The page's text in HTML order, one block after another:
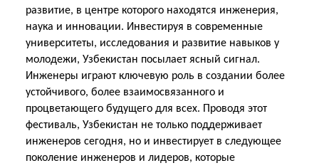
развитие, в центре которого находятся инженерия,
наука и инновации. Инвестируя в современные
университеты, исследования и развитие навыков у
молодежи, Узбекистан посылает ясный сигнал.
Инженеры играют ключевую роль в создании более
устойчивого, более взаимосвязанного и
процветающего будущего для всех. Проводя этот
фестиваль, Узбекистан не только поддерживает
инженеров сегодня, но и инвестирует в следующее
поколение инженеров и лидеров, которые